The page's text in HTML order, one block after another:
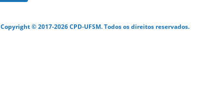
Copyright © 2017-2026 CPD-UFSM. Todos os direitos reservados.